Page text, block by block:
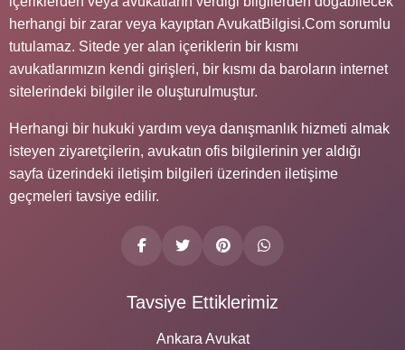
herhangi bir zarar veya kayıptan AvukatBilgisi.Com sorumlu
tutulamaz. Sitede yer alan içeriklerin bir kısmı
avukatlarımızın kendi girişleri, bir kısmı da baroların internet
sitelerindeki bilgiler ile oluşturulmuştur.
Herhangi bir hukuki yardım veya danışmanlık hizmeti almak
isteyen ziyaretçilerin, avukatın ofis bilgilerinin yer aldığı
sayfa üzerindeki iletişim bilgileri üzerinden iletişime
geçmeleri tavsiye edilir.
Tavsiye Ettiklerimiz
Ankara Avukat